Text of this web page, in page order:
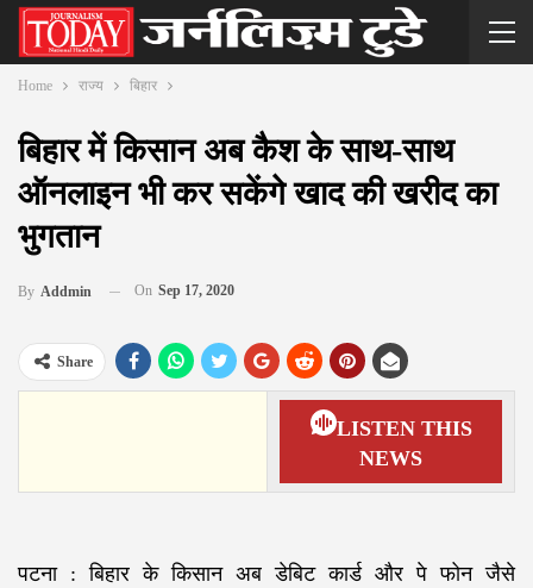
Home राज्य बिहार
बिहार में किसान अब कैश के साथ-साथ
ऑनलाइन भी कर सकेंगे खाद की खरीद का
भुगतान
By Addmin On Sep 17, 2020
Share
LISTEN THIS
NEWS
पटना : बिहार के किसान अब डेबिट कार्ड और पे फोन जैसे